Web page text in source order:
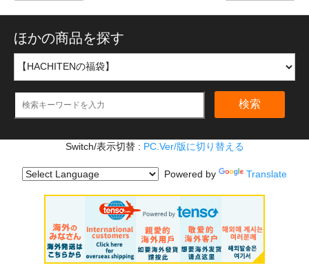
ほかの商品を探す
検索
Switch/表示切替 : PC.Ver/版に切り替える
Powered by Translate